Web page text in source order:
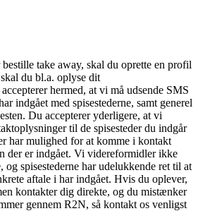
take away, skal du oprette en profil
du bl.a. oplyse dit
hermed, at vi må udsende SMS
indgået med spisestederne, samt generel
Du accepterer yderligere, at vi
til de spisesteder du indgår
har mulighed for at komme i kontakt
der er indgået. Vi videreformidler ikke
spisestederne har udelukkende ret til at
aftale i har indgået. Hvis du oplever,
kontakter dig direkte, og du mistænker
gennem R2N, så kontakt os venligst